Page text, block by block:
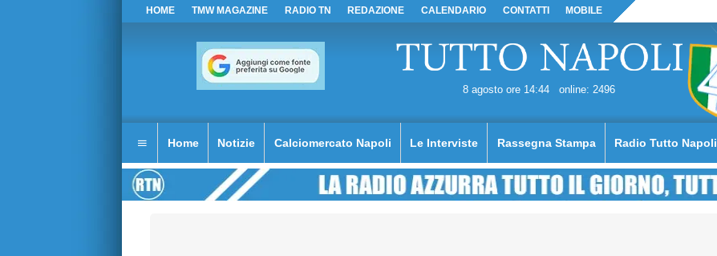
HOME TMW MAGAZINE RADIO TN REDAZIONE CALENDARIO CONTATTI MOBILE
8 agosto ore 14:44 online: 2496
Home Notizie Calciomercato Napoli Le Interviste Rassegna Stampa Radio Tutto Napoli